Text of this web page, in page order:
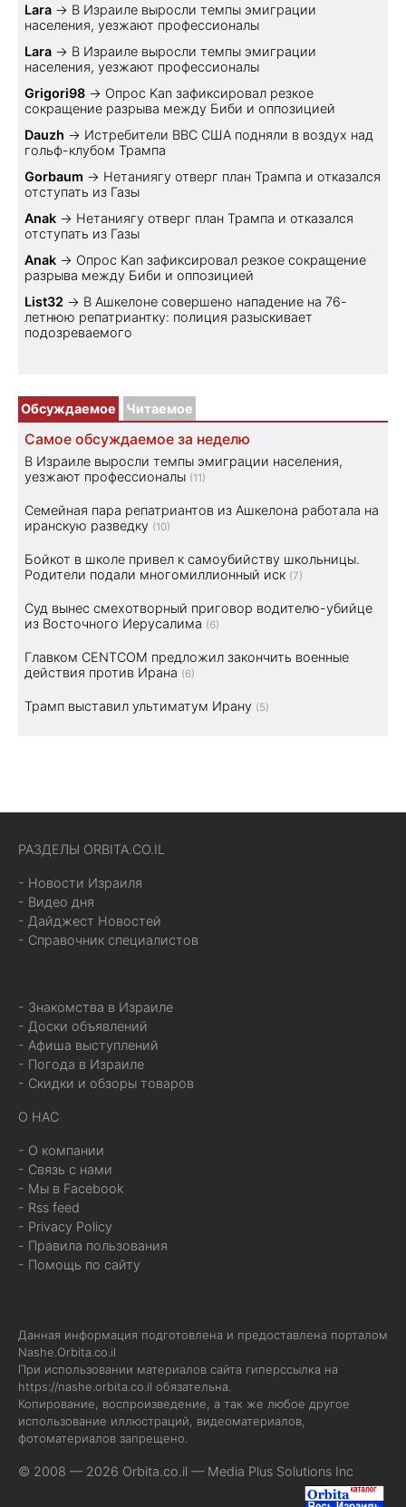
Lara → В Израиле выросли темпы эмиграции
населения, уезжают профессионалы
Lara → В Израиле выросли темпы эмиграции
населения, уезжают профессионалы
Grigori98 → Опрос Kan зафиксировал резкое
сокращение разрыва между Биби и оппозицией
Dauzh → Истребители ВВС США подняли в воздух над
гольф-клубом Трампа
Gorbaum → Нетаниягу отверг план Трампа и отказался
отступать из Газы
Anak → Нетаниягу отверг план Трампа и отказался
отступать из Газы
Anak → Опрос Kan зафиксировал резкое сокращение
разрыва между Биби и оппозицией
List32 → В Ашкелоне совершено нападение на 76-
летнюю репатриантку: полиция разыскивает
подозреваемого
Обсуждаемое Читаемое
Самое обсуждаемое за неделю
В Израиле выросли темпы эмиграции населения,
уезжают профессионалы (11)
Семейная пара репатриантов из Ашкелона работала на
иранскую разведку (10)
Бойкот в школе привел к самоубийству школьницы.
Родители подали многомиллионный иск (7)
Суд вынес смехотворный приговор водителю-убийце
из Восточного Иерусалима (6)
Главком CENTCOM предложил закончить военные
действия против Ирана (6)
Трамп выставил ультиматум Ирану (5)
РАЗДЕЛЫ ORBITA.CO.IL
- Новости Израиля
- Видео дня
- Дайджест Новостей
- Справочник специалистов
- Знакомства в Израиле
- Доски объявлений
- Афиша выступлений
- Погода в Израиле
- Скидки и обзоры товаров
О НАС
- О компании
- Связь с нами
- Мы в Facebook
- Rss feed
- Privacy Policy
- Правила пользования
- Помощь по сайту
Данная информация подготовлена и предоставлена порталом
Nashe.Orbita.co.il
При использовании материалов сайта гиперссылка на
https://nashe.orbita.co.il обязательна.
Копирование, воспроизведение, а так же любое другое
использование иллюстраций, видеоматериалов,
фотоматериалов запрещено.
© 2008 — 2026 Orbita.co.il — Media Plus Solutions Inc